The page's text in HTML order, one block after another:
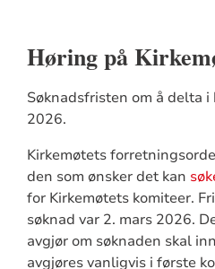
Høring på
Søknadsfristen om å delta
2026.
Kirkemøtets
den som ønsker det kan
for Kirkemøtets komiteer.
søknad var 2. mars 2026.
avgjør om søknaden skal
avgjøres vanligvis i første